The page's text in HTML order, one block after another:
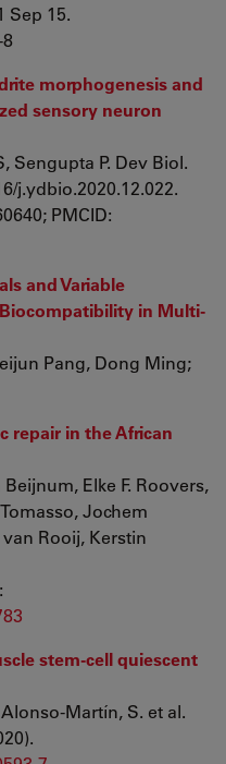
Sep 15.
morphogenesis and
sensory neuron
Sengupta P. Dev Biol.
j.ydbio.2020.12.022.
PMCID:
and Variable
in Multi-
Pang, Dong Ming;
repair in the African
Elke F. Roovers,
Jochem
Rooij, Kerstin
stem-cell quiescent
Martín, S. et al.